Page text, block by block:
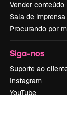
Vender conteúdo
Sala de imprensa
Procurando por
Siga-nos
Suporte ao
Instagram
YouTube